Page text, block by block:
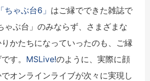
「ちゃぶ台6」 はご縁でできた雑誌で
ゃぶ台」のみならず、さまざまな
かたちになっていったのも、ご縁
す。 MSLive!のように、実際に顔
オンラインライブが次々に実現し